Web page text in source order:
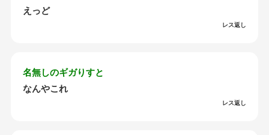
えっど
レス返し
名無しのギガりすと
なんやこれ
レス返し